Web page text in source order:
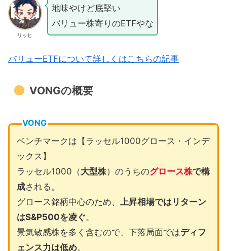
リッヒ
地味やけど底堅い
バリュー株寄りのETFやな
バリューETFについて詳しくはこちらの記事
VONGの概要
VONG
ベンチマークは【ラッセル1000グロース・インデ
ックス】
ラッセル1000（大型株）のうちのグロース株で構
成される。
グロース銘柄中心のため、
上昇相場ではリターン
はS&P500を凌ぐ。
景気敏感株を多く含むので、下落局面ではディフ
ェンス力は低め。